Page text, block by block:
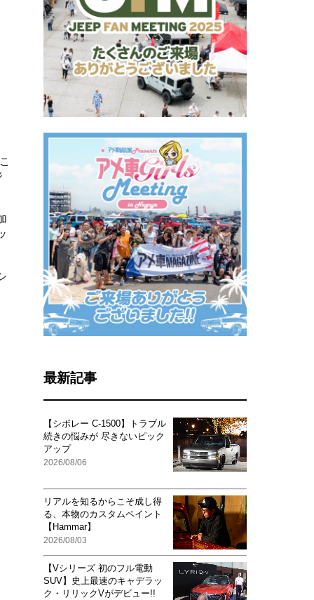
最新記事
【シボレー C-1500】トラブル
続きの悩みが 尽きないピック
アップ
2026/08/06
リアルを知るからこそ成し得
る、本物のカスタムペイント
【Hammar】
2026/08/03
【Vシリーズ 初のフル電動
SUV】史上最速のキャデラッ
ク・リリックVがデビュー!!